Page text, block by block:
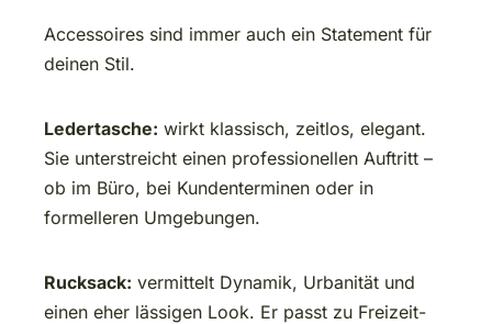
Accessoires sind immer auch ein Statement für
deinen Stil.
Ledertasche: wirkt klassisch, zeitlos, elegant.
Sie unterstreicht einen professionellen Auftritt –
ob im Büro, bei Kundenterminen oder in
formelleren Umgebungen.
Rucksack: vermittelt Dynamik, Urbanität und
einen eher lässigen Look. Er passt zu Freizeit-